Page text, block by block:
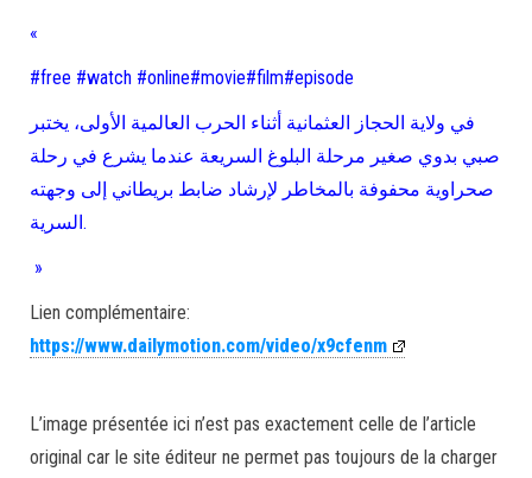
«
#free #watch #online#movie#film#episode
في ولاية الحجاز العثمانية أثناء الحرب العالمية الأولى، يختبر
صبي بدوي صغير مرحلة البلوغ السريعة عندما يشرع في رحلة
صحراوية محفوفة بالمخاطر لإرشاد ضابط بريطاني إلى وجهته
السرية.
»
Lien complémentaire:
https://www.dailymotion.com/video/x9cfenm
L’image présentée ici n’est pas exactement celle de l’article
original car le site éditeur ne permet pas toujours de la charger